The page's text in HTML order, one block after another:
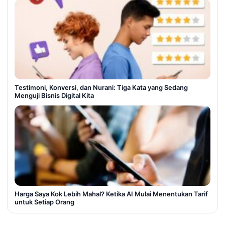
Testimoni, Konversi, dan Nurani: Tiga Kata yang Sedang
Menguji Bisnis Digital Kita
Harga Saya Kok Lebih Mahal? Ketika AI Mulai Menentukan Tarif
untuk Setiap Orang